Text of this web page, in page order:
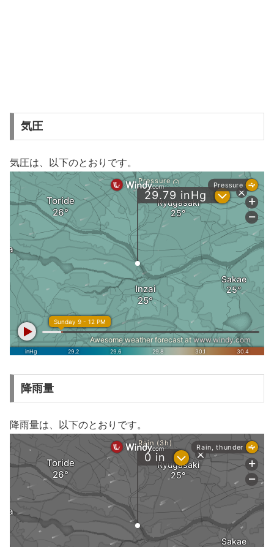
気圧
気圧は、以下のとおりです。
降雨量
降雨量は、以下のとおりです。